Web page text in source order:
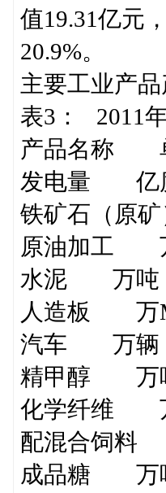
值19.31亿元
20.9%。
主要工业产
表3： 2011
产品名称
发电量
铁矿石（
原油加工
水泥 万
人造板
汽车 万
精甲醇
化学纤
配混合饲
成品糖